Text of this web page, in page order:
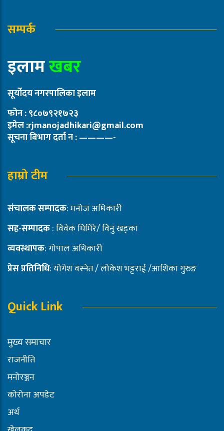
सम्पर्क
इलामखबर
सूर्योदय नगरपालिका इलाम
फोन : ९८०७९२१७२३
इमेल :rjmanojadhikari@gmail.com
सूचना बिभाग दर्ता न : ————-
हाम्रो टीम
संचालक सम्पादक: मनोज अधिकारी
सह-सम्पादक: विवेक घिमिरे/ विनु खड्का
व्यवस्थापक: गोपाल अधिकारी
प्रेस प्रतिनिधि: योगेश वस्नेत / लोकेश भट्टराई /आशिका गुरुङ
Quick Link
मुख्य समाचार
राजनीति
मनोरञ्जन
कोरोना अपडेट
अर्थ